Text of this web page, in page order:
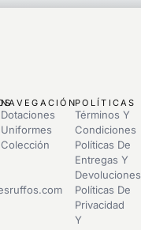
NAVEGACIÓN
Dotaciones
Uniformes
Colección
POLÍTICAS
Términos Y
Condiciones
Políticas De
Entregas Y
Devoluciones
Políticas De
Privacidad
Y